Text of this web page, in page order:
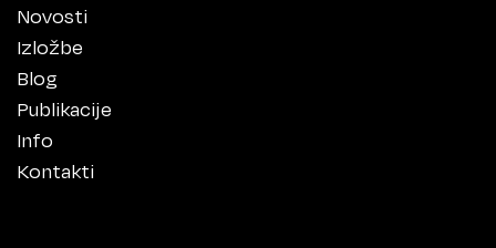
Novosti
Izložbe
Blog
Publikacije
Info
Kontakti